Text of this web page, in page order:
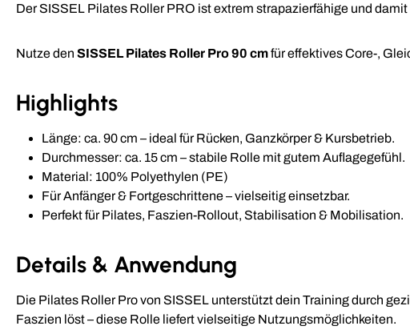
Der SISSEL Pilates Roller PRO ist extrem strapazierfähige und
Nutze den SISSEL Pilates Roller Pro 90 cmfür effektives Core-,
Highlights
Länge: ca. 90 cm – ideal für Rücken, Ganzkörper & Kursbetrieb.
Durchmesser: ca. 15 cm – stabile Rolle mit gutem Auflagegefühl.
Material: 100% Polyethylen (PE)
Für Anfänger & Fortgeschrittene – vielseitig einsetzbar.
Perfekt für Pilates, Faszien-Rollout, Stabilisation & Mobilisation.
Details & Anwendung
Die Pilates Roller Pro von SISSEL unterstützt dein Training durch
Faszien löst – diese Rolle liefert vielseitige Nutzungsmöglichkeiten.